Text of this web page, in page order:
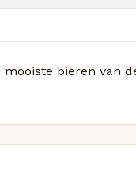
bieren van